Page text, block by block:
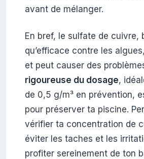
avant de mélanger.
En bref, le sulfate de cuivre,
qu’efficace contre les
et peut causer des
rigoureuse du dosage,
de 0,5 g/m³ en prévention,
pour préserver ta piscine.
vérifier ta concentration de
éviter les taches et les
profiter sereinement de ton